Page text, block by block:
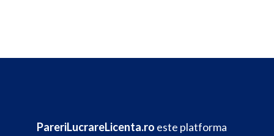
PareriLucrareLicenta.ro este platforma